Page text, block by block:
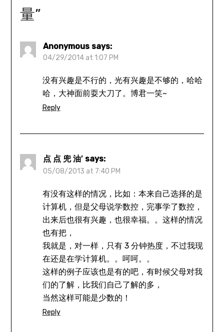
量”
Anonymous says:
04/29/2014 at 1:07 PM
没有兴趣是不行的，光有兴趣是不够的，哈哈
哈，大神面前耍大刀了。博君一笑~
Reply
点 点 兜 油′ says:
05/08/2013 at 7:40 PM
有没有这样的情况，比如：本来自己选择的是
计算机，但是父母说学数控，完事学了数控，
出来后也很有兴趣，也很幸福。。这样的情况
也有把，
我就是，对一样，只有 3 分钟热度，不过我现
在还是在学计算机。。呵呵。。
这样的例子应该也是有的吧，有时候父母对我
们的了解，比我们自己了解的多，
当然这样可能是少数的！
Reply